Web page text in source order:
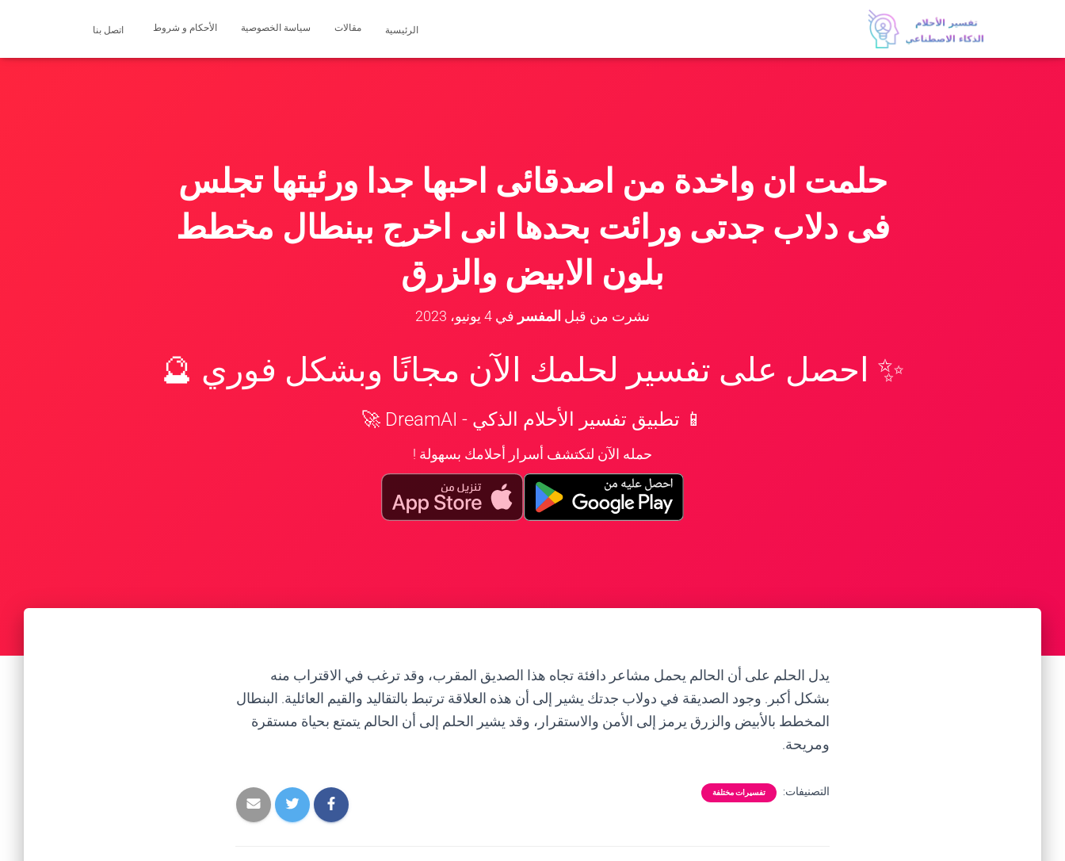
الرئيسية مقالات سياسة الخصوصية الأحكام و شروط اتصل بنا
حلمت ان واخدة من اصدقائى احبها جدا ورئيتها تجلس
فى دلاب جدتى ورائت بحدها انى اخرج ببنطال مخطط
بلون الابيض والزرق
نشرت من قبل المفسر في 4 يونيو، 2023
✨ احصل على تفسير لحلمك الآن مجانًا وبشكل فوري 🔮
📱 تطبيق تفسير الأحلام الذكي - DreamAI 🚀
حمله الآن لتكتشف أسرار أحلامك بسهولة !
يدل الحلم على أن الحالم يحمل مشاعر دافئة تجاه هذا الصديق المقرب، وقد ترغب في الاقتراب منه
بشكل أكبر. وجود الصديقة في دولاب جدتك يشير إلى أن هذه العلاقة ترتبط بالتقاليد والقيم العائلية. البنطال
المخطط بالأبيض والزرق يرمز إلى الأمن والاستقرار، وقد يشير الحلم إلى أن الحالم يتمتع بحياة مستقرة
ومريحة.
التصنيفات: تفسيرات مختلفة